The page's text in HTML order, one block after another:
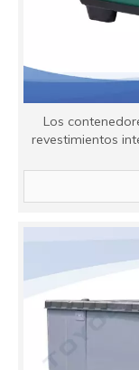
Los
revestimientos